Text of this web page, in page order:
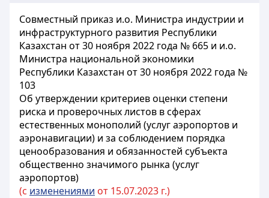
Совместный приказ и.о. Министра индустрии и
инфраструктурного развития Республики
Казахстан от 30 ноября 2022 года № 665 и и.о.
Министра национальной экономики
Республики Казахстан от 30 ноября 2022 года №
103
Об утверждении критериев оценки степени
риска и проверочных листов в сферах
естественных монополий (услуг аэропортов и
аэронавигации) и за соблюдением порядка
ценообразования и обязанностей субъекта
общественно значимого рынка (услуг
аэропортов)
(с изменениями от 15.07.2023 г.)